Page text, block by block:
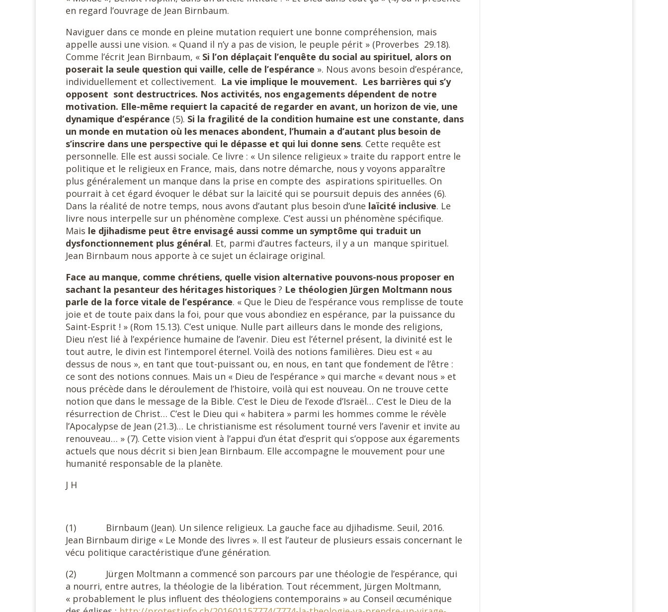
en regard l’ouvrage de Jean Birnbaum.
Naviguer dans ce monde en pleine mutation requiert une bonne compréhension, mais
appelle aussi une vision. « Quand il n’y a pas de vision, le peuple périt » (Proverbes 29.18).
Comme l’écrit Jean Birnbaum, « Si l’on déplaçait l’enquête du social au spirituel, alors on
poserait la seule question qui vaille, celle de l’espérance ». Nous avons besoin d’espérance,
individuellement et collectivement. La vie implique le mouvement. Les barrières qui s’y
opposent sont destructrices. Nos activités, nos engagements dépendent de notre
motivation. Elle-même requiert la capacité de regarder en avant, un horizon de vie, une
dynamique d’espérance (5). Si la fragilité de la condition humaine est une constante, dans
un monde en mutation où les menaces abondent, l’humain a d’autant plus besoin de
s’inscrire dans une perspective qui le dépasse et qui lui donne sens. Cette requête est
personnelle. Elle est aussi sociale. Ce livre : « Un silence religieux » traite du rapport entre le
politique et le religieux en France, mais, dans notre démarche, nous y voyons apparaître
plus généralement un manque dans la prise en compte des aspirations spirituelles. On
pourrait à cet égard évoquer le débat sur la laïcité qui se poursuit depuis des années (6).
Dans la réalité de notre temps, nous avons d’autant plus besoin d’une laïcité inclusive. Le
livre nous interpelle sur un phénomène complexe. C’est aussi un phénomène spécifique.
Mais le djihadisme peut être envisagé aussi comme un symptôme qui traduit un
dysfonctionnement plus général. Et, parmi d’autres facteurs, il y a un manque spirituel.
Jean Birnbaum nous apporte à ce sujet un éclairage original.
Face au manque, comme chrétiens, quelle vision alternative pouvons-nous proposer en
sachant la pesanteur des héritages historiques ? Le théologien Jürgen Moltmann nous
parle de la force vitale de l’espérance. « Que le Dieu de l’espérance vous remplisse de toute
joie et de toute paix dans la foi, pour que vous abondiez en espérance, par la puissance du
Saint-Esprit ! » (Rom 15.13). C’est unique. Nulle part ailleurs dans le monde des religions,
Dieu n’est lié à l’expérience humaine de l’avenir. Dieu est l’éternel présent, la divinité est le
tout autre, le divin est l’intemporel éternel. Voilà des notions familières. Dieu est « au
dessus de nous », en tant que tout-puissant ou, en nous, en tant que fondement de l’être :
ce sont des notions connues. Mais un « Dieu de l’espérance » qui marche « devant nous » et
nous précède dans le déroulement de l’histoire, voilà qui est nouveau. On ne trouve cette
notion que dans le message de la Bible. C’est le Dieu de l’exode d’Israël… C’est le Dieu de la
résurrection de Christ… C’est le Dieu qui « habitera » parmi les hommes comme le révèle
l’Apocalypse de Jean (21.3)… Le christianisme est résolument tourné vers l’avenir et invite au
renouveau… » (7). Cette vision vient à l’appui d’un état d’esprit qui s’oppose aux égarements
actuels que nous décrit si bien Jean Birnbaum. Elle accompagne le mouvement pour une
humanité responsable de la planète.
J H
(1) Birnbaum (Jean). Un silence religieux. La gauche face au djihadisme. Seuil, 2016.
Jean Birnbaum dirige « Le Monde des livres ». Il est l’auteur de plusieurs essais concernant le
vécu politique caractéristique d’une génération.
(2) Jürgen Moltmann a commencé son parcours par une théologie de l’espérance, qui
a nourri, entre autres, la théologie de la libération. Tout récemment, Jürgen Moltmann,
« probablement le plus influent des théologiens contemporains » au Conseil œcuménique